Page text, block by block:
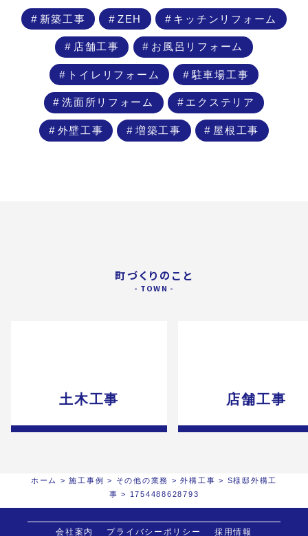
新築工事 ZEH キッチンリフォーム
店舗工事 お風呂リフォーム
トイレリフォーム 駐車場工事
洗面所リフォーム エクステリア
外壁工事 増築工事 屋根工事
町づくりのこと
土木工事 店舗工事
ホーム >施工事例 > その他の業務 >外構工事 > S様邸外構工
事 > 1754488628793
会社案内 プライバシーポリシー 採用情報